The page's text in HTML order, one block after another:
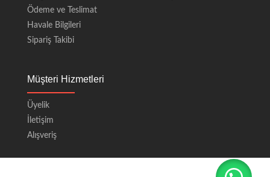
Ödeme ve Teslimat
Havale Bilgileri
Sipariş Takibi
Müşteri Hizmetleri
Üyelik
İletişim
Alışveriş